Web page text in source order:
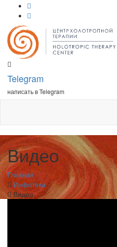
Telegram
написать в Telegram
Видео
Главная
Инфотека
Видео